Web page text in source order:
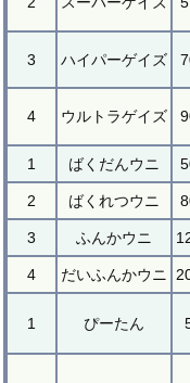
3 ハイパーゲイズ
4 ウルトラゲイズ
1 ばくだんウニ
2 ばくれつウニ
3 ふんかウニ
4 だいふんかウニ
1 ぴーたん